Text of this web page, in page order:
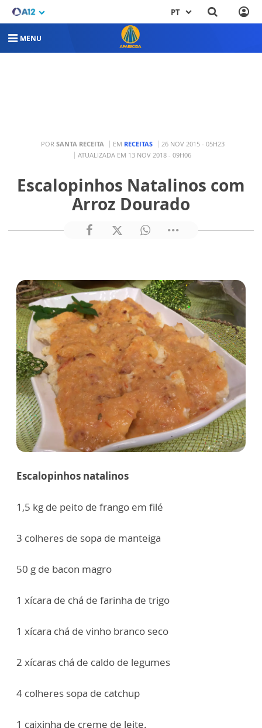
PT
MENU
POR SANTA RECEITA EM RECEITAS
26 NOV 2015 - 05H23
ATUALIZADA EM 13 NOV 2018 - 09H06
Escalopinhos Natalinos com
Arroz Dourado
Escalopinhos natalinos
1,5 kg de peito de frango em filé
3 colheres de sopa de manteiga
50 g de bacon magro
1 xícara de chá de farinha de trigo
1 xícara chá de vinho branco seco
2 xícaras chá de caldo de legumes
4 colheres sopa de catchup
1 caixinha de creme de leite.